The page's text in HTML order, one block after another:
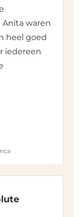
Anita waren
heel goed
iedereen